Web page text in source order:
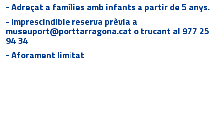
- Adreçat a famílies amb infants a partir de 5 anys.
- Imprescindible reserva prèvia a
museuport@porttarragona.cat o trucant al 977 25
94 34
- Aforament limitat